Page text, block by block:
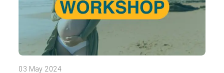
03 May 2024